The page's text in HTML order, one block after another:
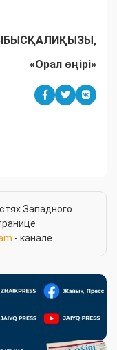
«Орал өңірі»
Западного
- канале